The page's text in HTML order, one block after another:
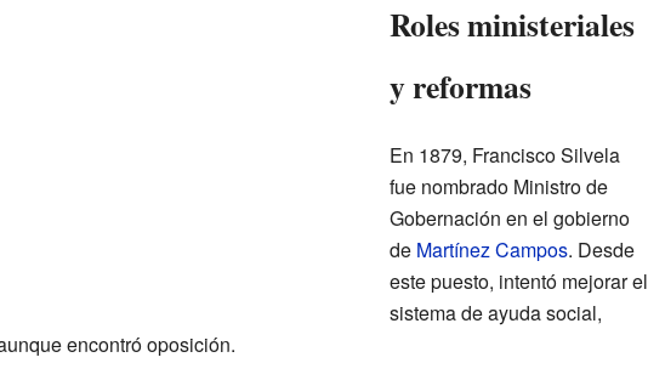
Roles ministeriales
y reformas
En 1879, Francisco Silvela
fue nombrado Ministro de
Gobernación en el gobierno
de Martínez Campos. Desde
este puesto, intentó mejorar el
sistema de ayuda social,
encontró oposición.